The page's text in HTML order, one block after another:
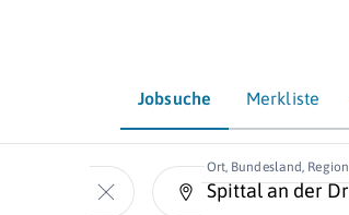
Jobsuche Merkliste
Ort, Bundesland, Region